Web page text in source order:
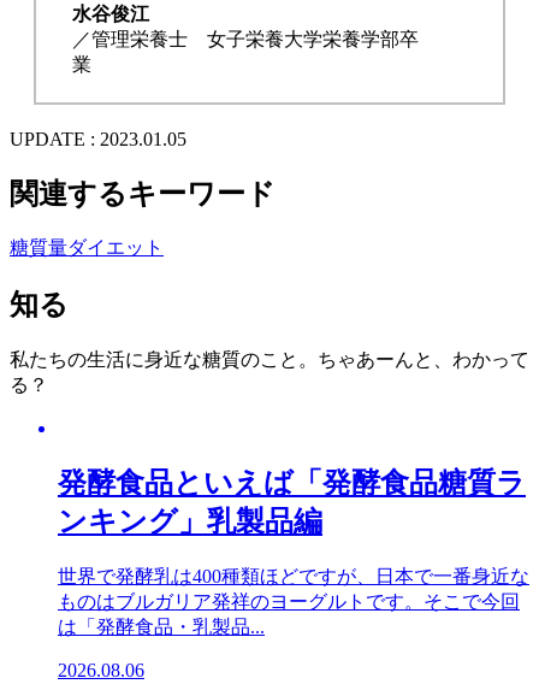
水谷俊江
／管理栄養士 女子栄養大学栄養学部卒
業
UPDATE : 2023.01.05
関連するキーワード
糖質量ダイエット
知る
私たちの生活に身近な糖質のこと。ちゃあーんと、わかって
る？
発酵食品といえば「発酵食品糖質ラ
ンキング」乳製品編
世界で発酵乳は400種類ほどですが、日本で一番身近な
ものはブルガリア発祥のヨーグルトです。そこで今回
は「発酵食品・乳製品...
2026.08.06